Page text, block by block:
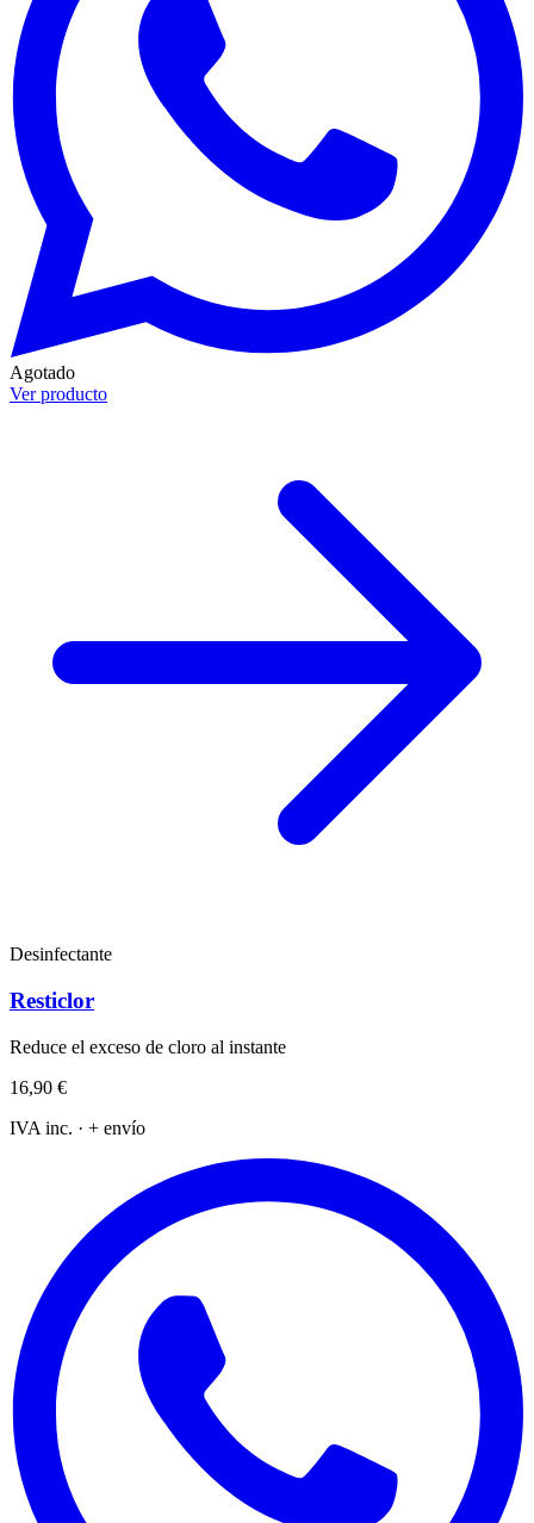
Agotado
Ver producto
Desinfectante
Resticlor
Reduce el exceso de cloro al instante
16,90 €
IVA inc. · + envío